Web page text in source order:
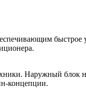
быстрое
Наружный блок
концепции.